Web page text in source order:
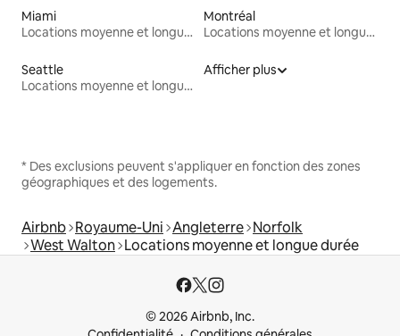
Miami
Locations moyenne et longue durée
Montréal
Locations moyenne et longue durée
Seattle
Locations moyenne et longue durée
Afficher plus
* Des exclusions peuvent s'appliquer en fonction des zones
géographiques et des logements.
Airbnb Royaume-Uni Angleterre Norfolk
West Walton Locations moyenne et longue durée
© 2026 Airbnb, Inc.